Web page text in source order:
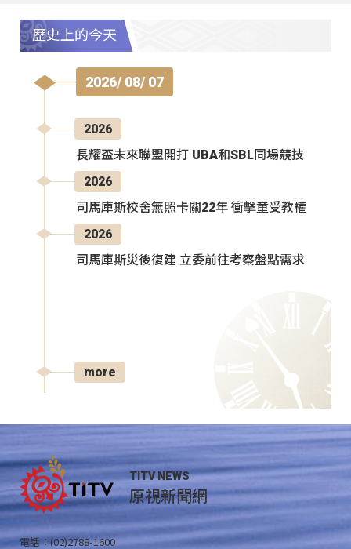
歷史上的今天
2026/ 08/ 07
2026
長耀盃未來聯盟開打 UBA和SBL同場競技
2026
司馬庫斯校舍無照卡關22年 衝擊童受教權
2026
司馬庫斯災後復建 立委前往考察盤點需求
more
TITV NEWS
原視新聞網
電話：(02)2788-1600